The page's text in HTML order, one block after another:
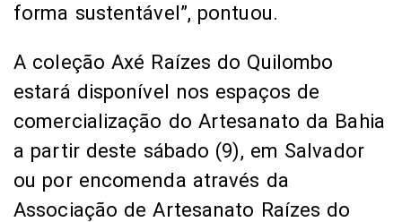
forma sustentável”, pontuou.
A coleção Axé Raízes do Quilombo
estará disponível nos espaços de
comercialização do Artesanato da Bahia
a partir deste sábado (9), em Salvador
ou por encomenda através da
Associação de Artesanato Raízes do